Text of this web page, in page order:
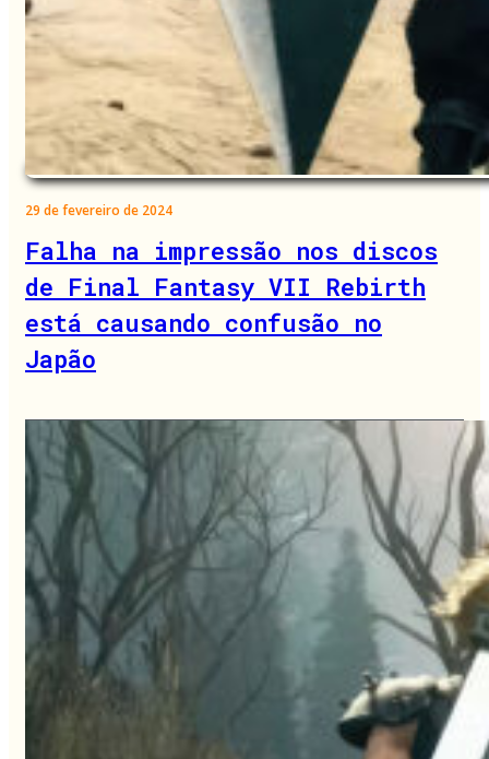
29 de fevereiro de 2024
Falha na impressão nos discos
de Final Fantasy VII Rebirth
está causando confusão no
Japão